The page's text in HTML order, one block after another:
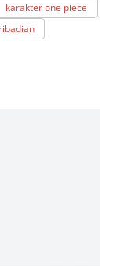
karakter one piece